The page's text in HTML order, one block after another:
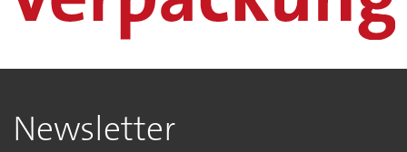
Newsletter